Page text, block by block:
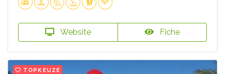
Website Fiche
TOPKEUZE